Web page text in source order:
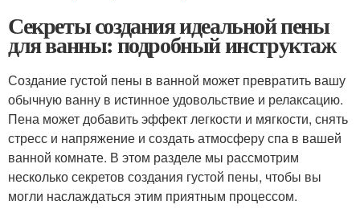
Секреты создания идеальной пены
для ванны: подробный инструктаж
Создание густой пены в ванной может превратить вашу
обычную ванну в истинное удовольствие и релаксацию.
Пена может добавить эффект легкости и мягкости, снять
стресс и напряжение и создать атмосферу спа в вашей
ванной комнате. В этом разделе мы рассмотрим
несколько секретов создания густой пены, чтобы вы
могли наслаждаться этим приятным процессом.